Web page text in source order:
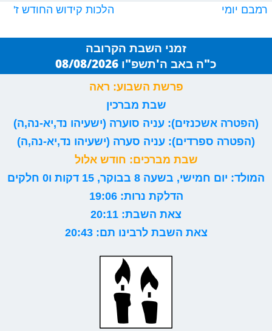
רמבם יומי
הלכות קידוש החודש ז'
זמני השבת הקרובה
כ"ה באב ה'תשפ"ו 08/08/2026
פרשת השבוע: ראה
שבת מברכין
(הפטרה אשכנזים): עניה סוערה (ישעיהו נד,יא-נה,ה)
(הפטרה ספרדים): עניה סערה (ישעיהו נד,יא-נה,ה)
שבת מברכים: חודש אלול
המולד: יום חמישי, בשעה 8 בבוקר, 15 דקות ו0 חלקים
הדלקת נרות: 19:06
צאת השבת: 20:11
צאת השבת לרבינו תם: 20:43